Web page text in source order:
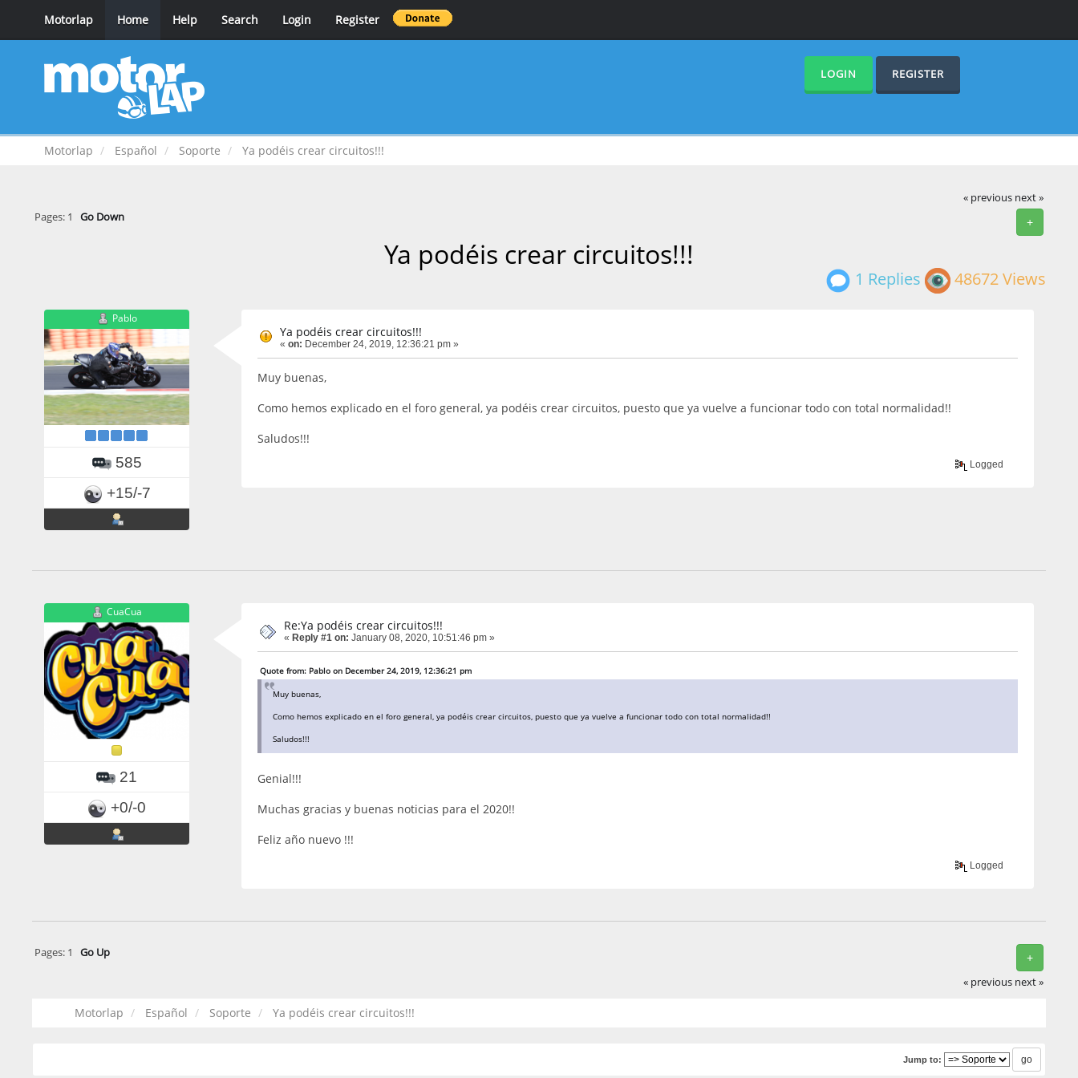
Motorlap Home Help Search Login Register
LOGIN REGISTER
Motorlap Español Soporte Ya podéis crear circuitos!!!
« previous next »
+
Pages: 1 Go Down
Ya podéis crear circuitos!!!
1 Replies 48672 Views
Pablo
585
+15/-7
Ya podéis crear circuitos!!!
« on: December 24, 2019, 12:36:21 pm »
Muy buenas,
Como hemos explicado en el foro general, ya podéis crear circuitos, puesto que ya vuelve a funcionar todo con total normalidad!!
Saludos!!!
Logged
CuaCua
21
+0/-0
Re:Ya podéis crear circuitos!!!
« Reply #1 on: January 08, 2020, 10:51:46 pm »
Quote from: Pablo on December 24, 2019, 12:36:21 pm
Muy buenas,
Como hemos explicado en el foro general, ya podéis crear circuitos, puesto que ya vuelve a funcionar todo con total normalidad!!
Saludos!!!
Genial!!!
Muchas gracias y buenas noticias para el 2020!!
Feliz año nuevo !!!
Logged
+
Pages: 1 Go Up
« previous next »
Motorlap Español Soporte Ya podéis crear circuitos!!!
Jump to: